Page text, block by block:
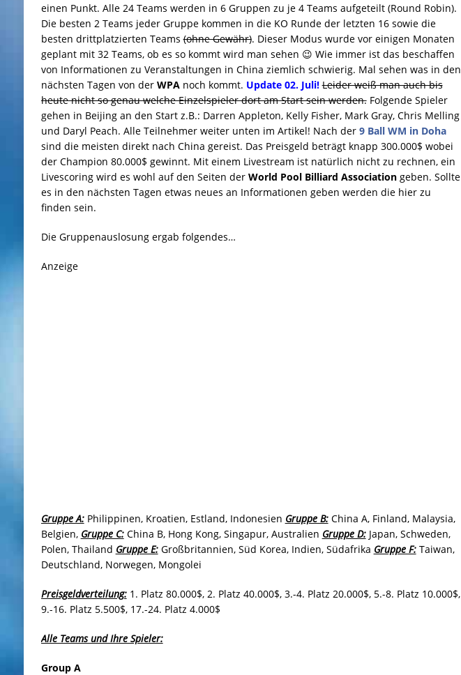
einen Punkt. Alle 24 Teams werden in 6 Gruppen zu je 4 Teams aufgeteilt (Round Robin).
Die besten 2 Teams jeder Gruppe kommen in die KO Runde der letzten 16 sowie die
besten drittplatzierten Teams(ohne Gewähr). Dieser Modus wurde vor einigen Monaten
geplant mit 32 Teams, ob es so kommt wird man sehen 😉 Wie immer ist das beschaffen
von Informationen zu Veranstaltungen in China ziemlich schwierig. Mal sehen was in den
nächsten Tagen von der WPAnoch kommt. Update 02. Juli! Leider weiß man auch bis
heute nicht so genau welche Einzelspieler dort am Start sein werden.Folgende Spieler
gehen in Beijing an den Start z.B.: Darren Appleton, Kelly Fisher, Mark Gray, Chris Melling
und Daryl Peach. Alle Teilnehmer weiter unten im Artikel! Nach der 9 Ball WM in Doha
sind die meisten direkt nach China gereist. Das Preisgeld beträgt knapp 300.000$ wobei
der Champion 80.000$ gewinnt. Mit einem Livestream ist natürlich nicht zu rechnen, ein
Livescoring wird es wohl auf den Seiten der World Pool Billiard Associationgeben. Sollte
es in den nächsten Tagen etwas neues an Informationen geben werden die hier zu
finden sein.
Die Gruppenauslosung ergab folgendes…
Anzeige
Gruppe A:Philippinen, Kroatien, Estland, Indonesien Gruppe B:China A, Finland, Malaysia,
Belgien, Gruppe C:China B, Hong Kong, Singapur, Australien Gruppe D:Japan, Schweden,
Polen, Thailand Gruppe E:Großbritannien, Süd Korea, Indien, Südafrika Gruppe F:Taiwan,
Deutschland, Norwegen, Mongolei
Preisgeldverteilung:1. Platz 80.000$, 2. Platz 40.000$, 3.-4. Platz 20.000$, 5.-8. Platz 10.000$,
9.-16. Platz 5.500$, 17.-24. Platz 4.000$
Alle Teams und Ihre Spieler:
Group A